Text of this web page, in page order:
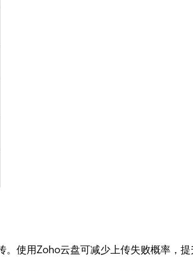
使用Zoho云盘可减少上传失败概率，提